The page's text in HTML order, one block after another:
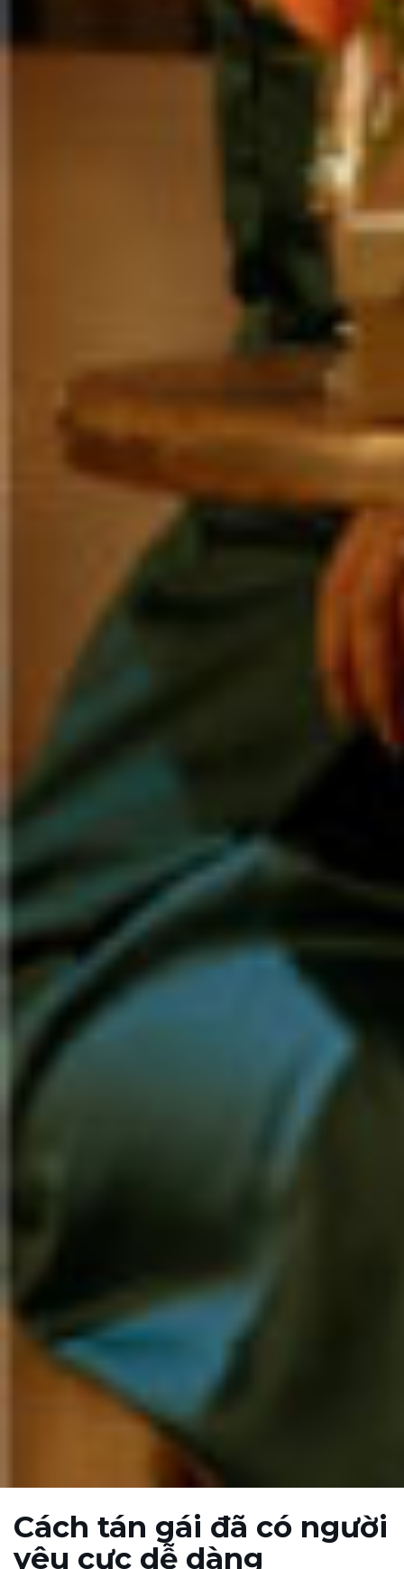
Cách tán gái đã có người
yêu cực dễ dàng